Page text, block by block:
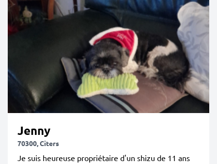
Jenny
70300, Citers
Je suis heureuse propriétaire d'un shizu de 11 ans